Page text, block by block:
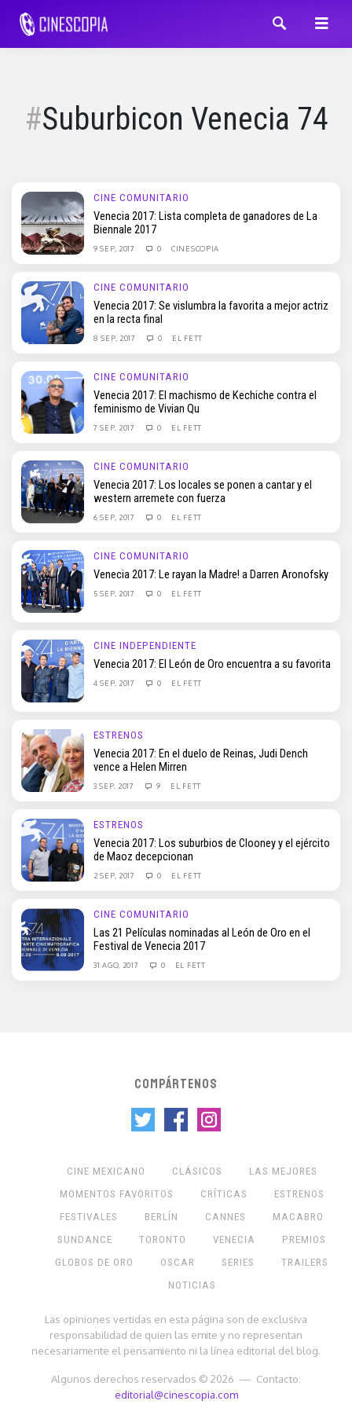
Suburbicon Venecia 74
CINE COMUNITARIO
Venecia 2017: Lista completa de ganadores de La
Biennale 2017
9 SEP, 2017 0 CINESCOPIA
CINE COMUNITARIO
Venecia 2017: Se vislumbra la favorita a mejor actriz
en la recta final
8 SEP, 2017 0 EL FETT
CINE COMUNITARIO
Venecia 2017: El machismo de Kechiche contra el
feminismo de Vivian Qu
7 SEP, 2017 0 EL FETT
CINE COMUNITARIO
Venecia 2017: Los locales se ponen a cantar y el
western arremete con fuerza
6 SEP, 2017 0 EL FETT
CINE COMUNITARIO
Venecia 2017: Le rayan la Madre! a Darren Aronofsky
5 SEP, 2017 0 EL FETT
CINE INDEPENDIENTE
Venecia 2017: El León de Oro encuentra a su favorita
4 SEP, 2017 0 EL FETT
ESTRENOS
Venecia 2017: En el duelo de Reinas, Judi Dench
vence a Helen Mirren
3 SEP, 2017 9 EL FETT
ESTRENOS
Venecia 2017: Los suburbios de Clooney y el ejército
de Maoz decepcionan
2 SEP, 2017 0 EL FETT
CINE COMUNITARIO
Las 21 Películas nominadas al León de Oro en el
Festival de Venecia 2017
31 AGO, 2017 0 EL FETT
COMPÁRTENOS
CINE MEXICANO CLÁSICOS
LAS MEJORES
MOMENTOS FAVORITOS
CRÍTICAS
ESTRENOS
FESTIVALES
BERLÍN CANNES
MACABRO
SUNDANCE
TORONTO VENECIA
PREMIOS
GLOBOS DE ORO
OSCAR SERIES
TRAILERS
NOTICIAS
Las opiniones vertidas en esta página son de exclusiva
responsabilidad de quien las emite y no representan
necesariamente el pensamiento ni la línea editorial del blog.
Algunos derechos reservados © 2026 — Contacto:
editorial@cinescopia.com